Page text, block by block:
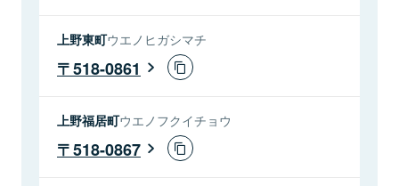
上野東町ウエノヒガシマチ
518-0861
上野福居町ウエノフクイチョウ
518-0867